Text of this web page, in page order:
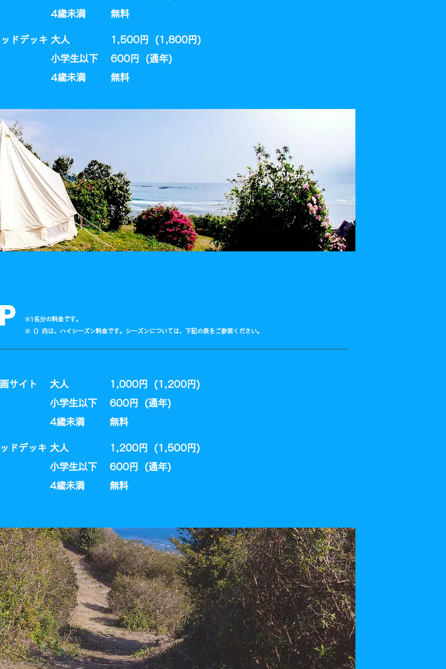
​4歳未満
​無料
ドデッキ 大人
小学生以下
​4歳未満
1,500円 (1,800円)
600円 (通年)​
​無料
​※1名分の料金です。
​※（）内は、ハイシーズン料金です。シーズンについては、下記の表をご参照ください。
サイト
大人
小学生以下
​4歳未満
1,000円 (1,200円)
600円 (通年)​
​無料
ドデッキ 大人
小学生以下
​4歳未満
1,200円 (1,500円)
600円 (通年)​
​無料